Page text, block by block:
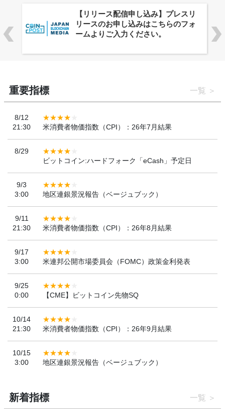
株式会社PlnX、アジア最大級のグロ
ーバルWeb3カンファレンス
「WebX2026」とのコラボレーショ
重要指標 一覧
8/12
21:30
米消費者物価指数（CPI）：26年7月結果
8/29
ビットコイン:ハードフォーク「eCash」予定日
9/3
3:00
地区連銀景況報告（ベージュブック）
9/11
21:30
米消費者物価指数（CPI）：26年8月結果
9/17
3:00
米連邦公開市場委員会（FOMC）政策金利発表
9/25
0:00
【CME】ビットコイン先物SQ
10/14
21:30
米消費者物価指数（CPI）：26年9月結果
10/15
3:00
地区連銀景況報告（ベージュブック）
新着指標 一覧